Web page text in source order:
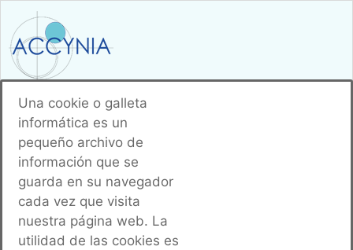
Una cookie o galleta
informática es un
pequeño archivo de
información que se
guarda en su navegador
cada vez que visita
nuestra página web. La
utilidad de las cookies es